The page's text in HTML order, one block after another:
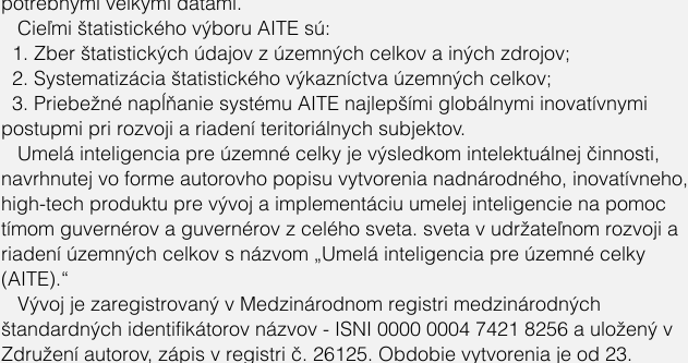
Cieľmi štatistického výboru AITE sú:
1. Zber štatistických údajov z územných celkov a iných zdrojov;
2. Systematizácia štatistického výkazníctva územných celkov;
3. Priebežné napĺňanie systému AITE najlepšími globálnymi inovatívnymi
postupmi pri rozvoji a riadení teritoriálnych subjektov.
Umelá inteligencia pre územné celky je výsledkom intelektuálnej činnosti,
navrhnutej vo forme autorovho popisu vytvorenia nadnárodného, inovatívneho,
high-tech produktu pre vývoj a implementáciu umelej inteligencie na pomoc
tímom guvernérov a guvernérov z celého sveta. sveta v udržateľnom rozvoji a
riadení územných celkov s názvom „Umelá inteligencia pre územné celky
(AITE).“
Vývoj je zaregistrovaný v Medzinárodnom registri medzinárodných
štandardných identifikátorov názvov - ISNI 0000 0004 7421 8256 a uložený v
Združení autorov, zápis v registri č. 26125. Obdobie vytvorenia je od 23.